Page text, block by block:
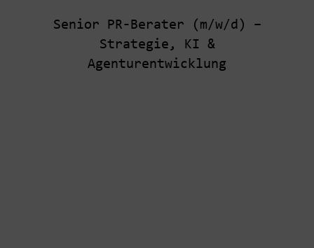
Senior PR-Berater (m/w/d) –
Strategie, KI &
Agenturentwicklung